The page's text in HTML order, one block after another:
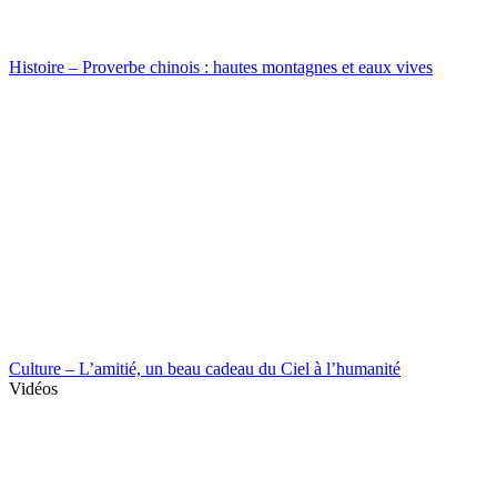
Histoire – Proverbe chinois : hautes montagnes et eaux vives
Culture – L’amitié, un beau cadeau du Ciel à l’humanité
Vidéos